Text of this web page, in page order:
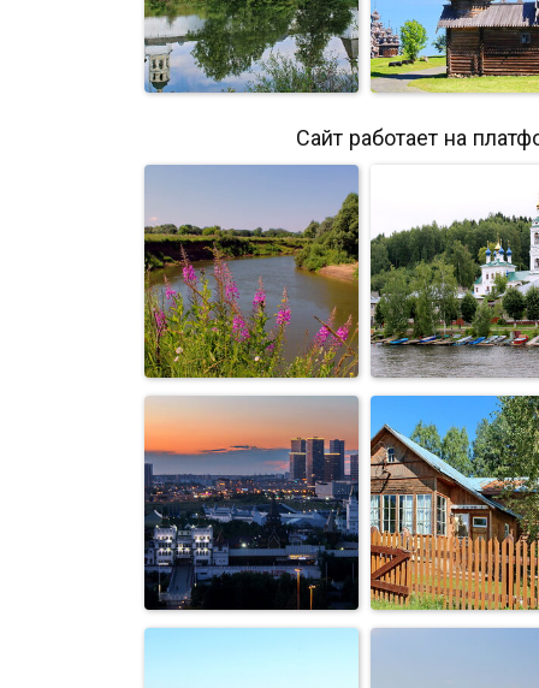
с отражением Кижи
Сайт работает на
лето,река Протва
город Плес,что
Волге